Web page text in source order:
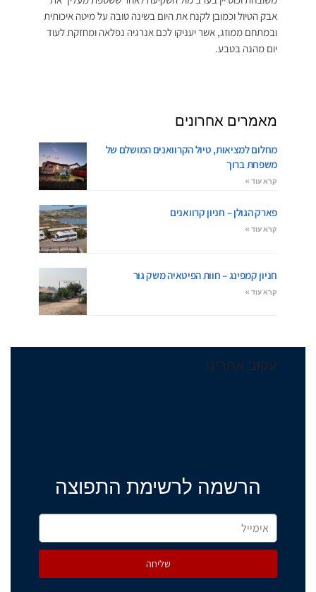
אבק הטיול וכמובן לקנח את היום בשינה טובה על מיטה איכותית
ובמתחם ממוזג, אשר יעניקו לכם אנרגיה נפלאה ומחזקת לעוד
יום מהנה בטבע.
מאמרים אחרונים
מחלום למציאות, טיול הקרוואנים המושלם של
משפחת ברוך
קרא עוד »
פארק הגולן – חניון קרוואנים
קרא עוד »
חניון קמפינג – חוות הפיטאיה משק גור
קרא עוד »
עקוב אחרינו
הרשמה לרשימת התפוצה
שליחה